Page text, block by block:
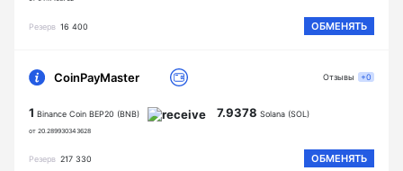
Резерв 16 400 ОБМЕНЯТЬ
CoinPayMaster
1 Binance Coin BEP20 (BNB)
от 20.289930343628
7.9378 Solana (SOL)
Резерв 217 330 ОБМЕНЯТЬ
Отзывы +0